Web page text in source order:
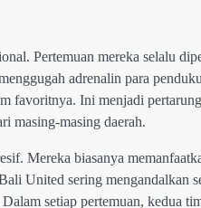
Pertemuan mereka selalu
adrenalin para
favoritnya. Ini menjadi
masing-masing daerah.
Mereka biasanya
United sering mengandalkan
setiap pertemuan, kedua